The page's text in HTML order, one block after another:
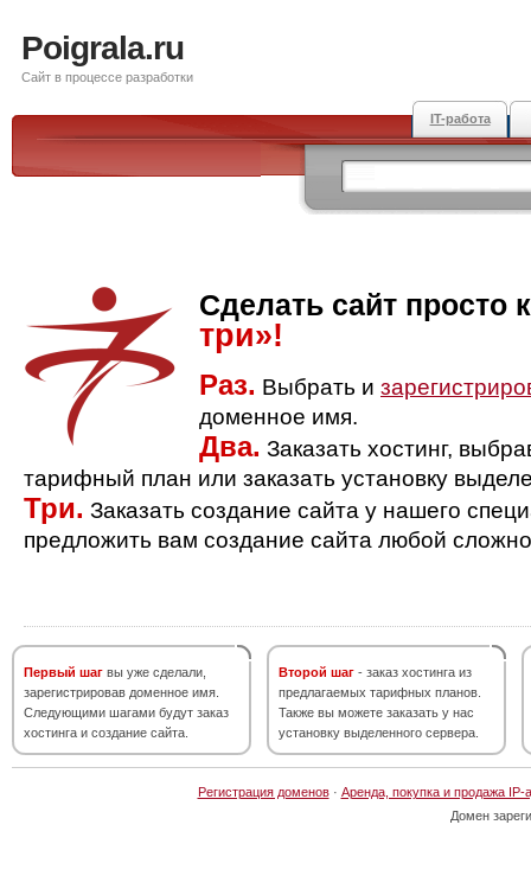
Poigrala.ru
Сайт в процессе разработки
IT-работа
Сделать сайт просто
три»!
Раз. Выбрать и
доменное имя.
Два. Заказать хостинг,
тарифный план или заказать установку
Три. Заказать создание сайта у нашего
предложить вам создание сайта любой
Первый шаг вы уже сделали,
зарегистрировав доменное имя.
Следующими шагами будут заказ
хостинга и создание сайта.
Второй шаг - заказ хостинга из
предлагаемых тарифных планов.
Также вы можете заказать у нас
установку выделенного сервера.
Регистрация доменов· Аренда, покупка и продажа IP-
Домен